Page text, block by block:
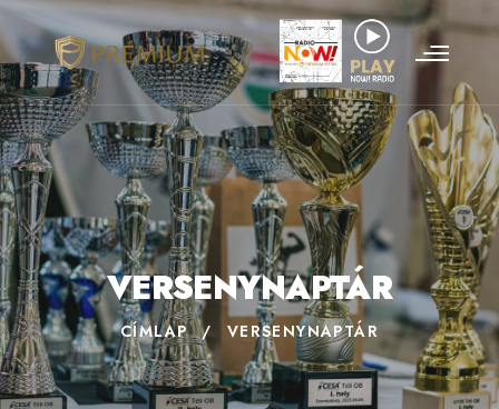
VERSENYNAPTÁR
CÍMLAP / VERSENYNAPTÁR